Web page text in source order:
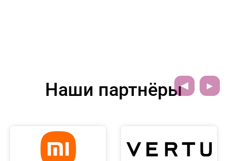
Наши партнёры